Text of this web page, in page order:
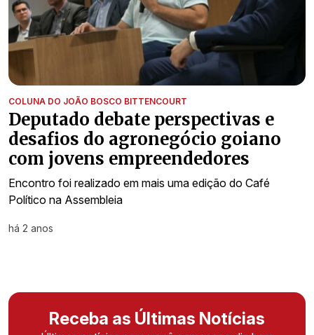
COLUNA DO JOÃO BOSCO BITTENCOURT
Deputado debate perspectivas e
desafios do agronegócio goiano
com jovens empreendedores
Encontro foi realizado em mais uma edição do Café
Político na Assembleia
há 2 anos
Receba as Últimas Notícias